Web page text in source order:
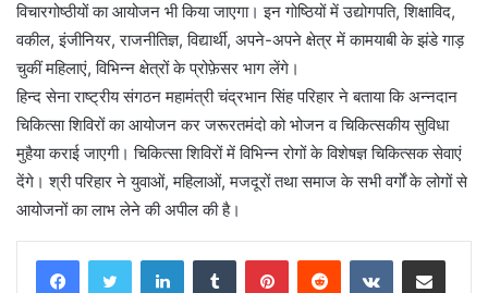
विचारगोष्ठीयों का आयोजन भी किया जाएगा। इन गोष्ठियों में उद्योगपति, शिक्षाविद,
वकील, इंजीनियर, राजनीतिज्ञ, विद्यार्थी, अपने-अपने क्षेत्र में कामयाबी के झंडे गाड़
चुकीं महिलाएं, विभिन्न क्षेत्रों के प्रोफ़ेसर भाग लेंगे।
हिन्द सेना राष्ट्रीय संगठन महामंत्री चंद्रभान सिंह परिहार ने बताया कि अन्नदान
चिकित्सा शिविरों का आयोजन कर जरूरतमंदो को भोजन व चिकित्सकीय सुविधा
मुहैया कराई जाएगी। चिकित्सा शिविरों में विभिन्न रोगों के विशेषज्ञ चिकित्सक सेवाएं
देंगे। श्री परिहार ने युवाओं, महिलाओं, मजदूरों तथा समाज के सभी वर्गों के लोगों से
आयोजनों का लाभ लेने की अपील की है।
LinkedInTumblr PinterestReddit VKontakteShare via Email